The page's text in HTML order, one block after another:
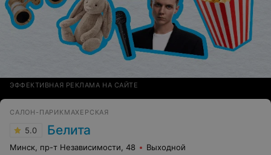
ЭФФЕКТИВНАЯ РЕКЛАМА НА САЙТЕ
САЛОН-ПАРИКМАХЕРСКАЯ
5.0 Белита
Минск, пр-т Независимости, 48 Выходной